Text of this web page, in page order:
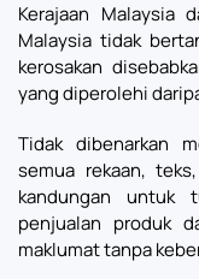
Kerajaan Malaysia
Malaysia tidak
kerosakan
yang diperolehi
Tidak dibenarkan
semua rekaan,
kandungan untuk
penjualan produk
maklumat tanpa